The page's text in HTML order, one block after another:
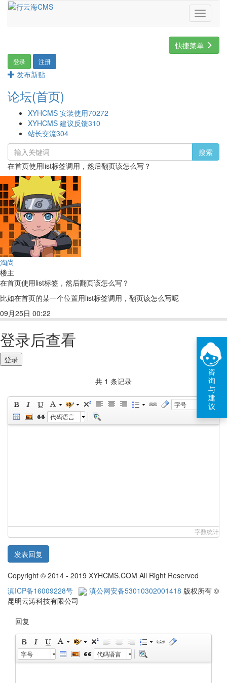
Toggle
快捷菜单
登录 注册
发布新贴
论坛(首页)
XYHCMS 安装使用70272
XYHCMS 建议反馈310
站长交流304
搜索
在首页使用list标签调用，然后翻页该怎么写？
淘尚
楼主
在首页使用list标签，然后翻页该怎么写？
比如在首页的某一个位置用list标签调用，翻页该怎么写呢
09月25日 00:22
登录后查看
登录
共 1 条记录
字号
代码语言
字数统计
发表回复
Copyright © 2014 - 2019 XYHCMS.COM All Right Reserved
滇ICP备16009228号
滇公网安备53010302001418 版权所有 ©
昆明云涛科技有限公司
回复
字号 代码语言
咨
询
与
建
议